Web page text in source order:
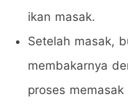
ikan masak.
Setelah masak,
membakarnya
proses